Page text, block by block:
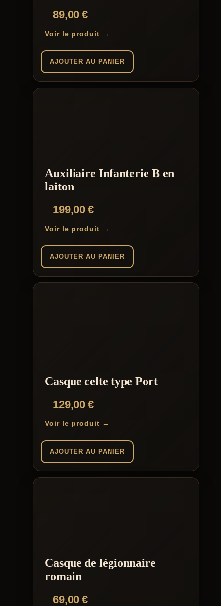
89,00€
Voir le produit →
AJOUTER AU PANIER
Auxiliaire Infanterie B en
laiton
199,00€
Voir le produit →
AJOUTER AU PANIER
Casque celte type Port
129,00€
Voir le produit →
AJOUTER AU PANIER
Casque de légionnaire
romain
69,00€